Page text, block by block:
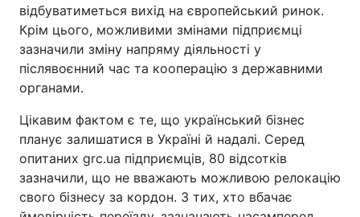
відбуватиметься вихід на європейський ринок.
Крім цього, можливими змінами підприємці
зазначили зміну напряму діяльності у
післявоєнний час та кооперацію з державними
органами.
Цікавим фактом є те, що український бізнес
планує залишатися в Україні й надалі. Серед
опитаних grc.ua підприємців, 80 відсотків
зазначили, що не вважають можливою релокацію
свого бізнесу за кордон. З тих, хто вбачає